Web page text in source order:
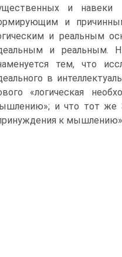
и навеки
и
и реальным
и реальным.
тем, что
в
«логическая
и что тот же
к мышлению»